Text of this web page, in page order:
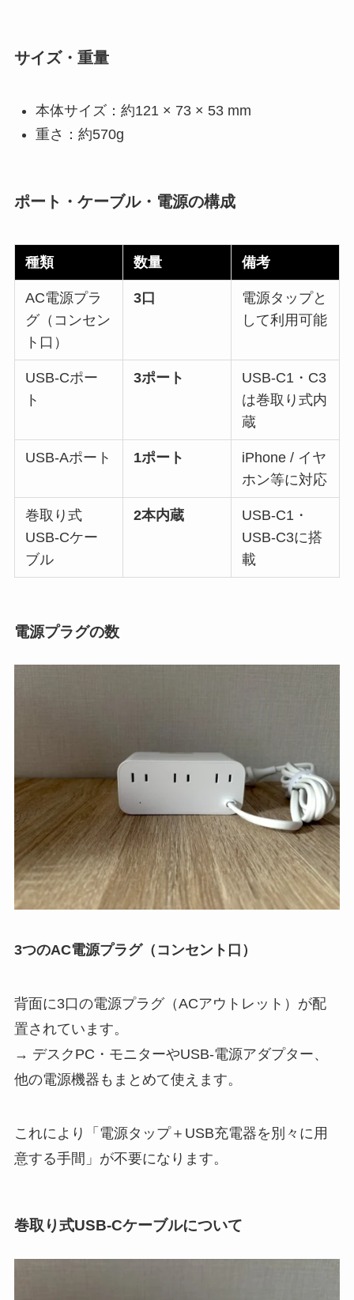
サイズ・重量
本体サイズ：約121 × 73 × 53 mm
重さ：約570g
ポート・ケーブル・電源の構成
種類 数量 備考
AC電源プラ
グ（コンセン
ト口）
3口
電源タップと
して利用可能
USB-Cポー
ト
3ポート
USB-C1・C3
は巻取り式内
蔵
USB-Aポート 1ポート
iPhone / イヤ
ホン等に対応
巻取り式
USB-Cケー
ブル
2本内蔵
USB-C1・
USB-C3に搭
載
電源プラグの数
3つのAC電源プラグ（コンセント口）
背面に3口の電源プラグ（ACアウトレット）が配
置されています。
→ デスクPC・モニターやUSB-電源アダプター、
他の電源機器もまとめて使えます。
これにより「電源タップ＋USB充電器を別々に用
意する手間」が不要になります。
巻取り式USB-Cケーブルについて